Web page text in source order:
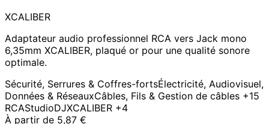
XCALIBER
Adaptateur audio professionnel RCA vers Jack mono
6,35mm XCALIBER, plaqué or pour une qualité sonore
optimale.
Sécurité, Serrures & Coffres-fortsÉlectricité, Audiovisuel,
Données & RéseauxCâbles, Fils & Gestion de câbles +15
RCAStudioDJXCALIBER +4
À partir de 5,87 €